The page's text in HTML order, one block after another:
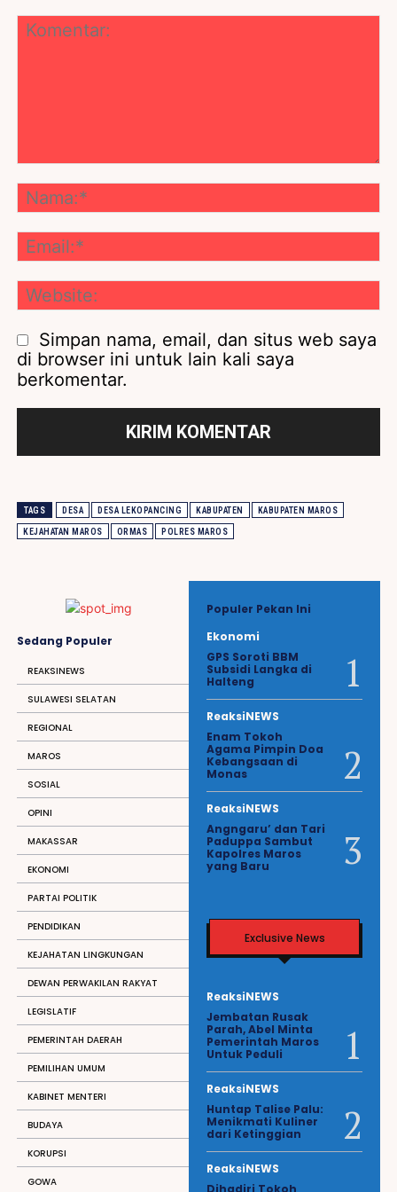
Simpan nama, email, dan situs web saya
di browser ini untuk lain kali saya
berkomentar.
TAGS DESA DESA LEKOPANCING KABUPATEN KABUPATEN MAROS
KEJAHATAN MAROS ORMAS POLRES MAROS
Sedang Populer
REAKSINEWS
SULAWESI SELATAN
REGIONAL
MAROS
SOSIAL
OPINI
MAKASSAR
EKONOMI
PARTAI POLITIK
PENDIDIKAN
KEJAHATAN LINGKUNGAN
DEWAN PERWAKILAN RAKYAT
LEGISLATIF
PEMERINTAH DAERAH
PEMILIHAN UMUM
KABINET MENTERI
BUDAYA
KORUPSI
GOWA
Populer Pekan Ini
Ekonomi
GPS Soroti BBM
Subsidi Langka di
Halteng
ReaksiNEWS
Enam Tokoh
Agama Pimpin Doa
Kebangsaan di
Monas
ReaksiNEWS
Angngaru’ dan Tari
Paduppa Sambut
Kapolres Maros
yang Baru
Exclusive News
ReaksiNEWS
Jembatan Rusak
Parah, Abel Minta
Pemerintah Maros
Untuk Peduli
ReaksiNEWS
Huntap Talise Palu:
Menikmati Kuliner
dari Ketinggian
ReaksiNEWS